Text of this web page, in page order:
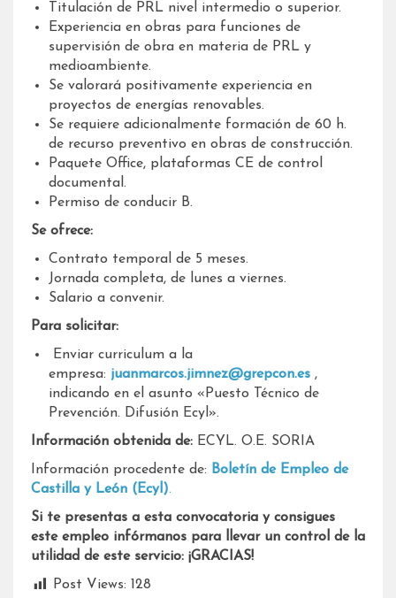
Titulación de PRL nivel intermedio o superior.
Experiencia en obras para funciones de
supervisión de obra en materia de PRL y
medioambiente.
Se valorará positivamente experiencia en
proyectos de energías renovables.
Se requiere adicionalmente formación de 60 h.
de recurso preventivo en obras de construcción.
Paquete Office, plataformas CE de control
documental.
Permiso de conducir B.
Se ofrece:
Contrato temporal de 5 meses.
Jornada completa, de lunes a viernes.
Salario a convenir.
Para solicitar:
Enviar curriculum a la
empresa: juanmarcos.jimnez@grepcon.es ,
indicando en el asunto «Puesto Técnico de
Prevención. Difusión Ecyl».
Información obtenida de: ECYL. O.E. SORIA
Información procedente de: Boletín de Empleo de
Castilla y León (Ecyl).
Si te presentas a esta convocatoria y consigues
este empleo infórmanos para llevar un control de la
utilidad de este servicio: ¡GRACIAS!
Post Views: 128